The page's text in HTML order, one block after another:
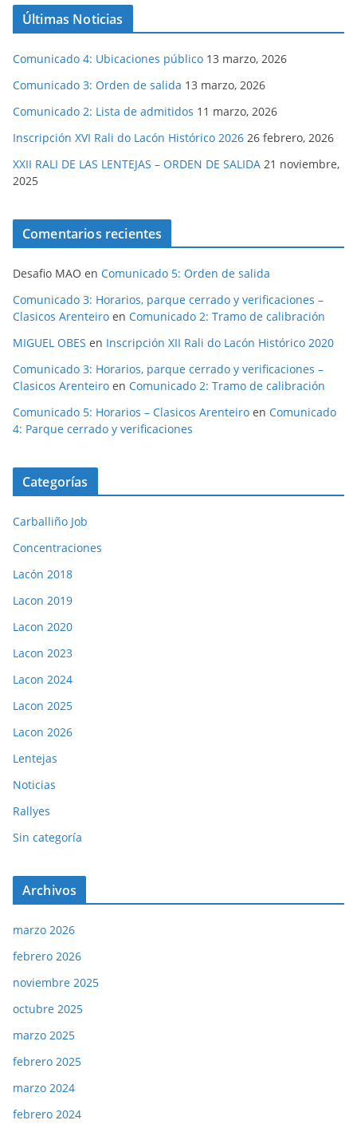
Últimas Noticias
Comunicado 4: Ubicaciones público 13 marzo, 2026
Comunicado 3: Orden de salida 13 marzo, 2026
Comunicado 2: Lista de admitidos 11 marzo, 2026
Inscripción XVI Rali do Lacón Histórico 2026 26 febrero, 2026
XXII RALI DE LAS LENTEJAS – ORDEN DE SALIDA 21 noviembre,
2025
Comentarios recientes
Desafio MAO en Comunicado 5: Orden de salida
Comunicado 3: Horarios, parque cerrado y verificaciones –
Clasicos Arenteiro en Comunicado 2: Tramo de calibración
MIGUEL OBES en Inscripción XII Rali do Lacón Histórico 2020
Comunicado 3: Horarios, parque cerrado y verificaciones –
Clasicos Arenteiro en Comunicado 2: Tramo de calibración
Comunicado 5: Horarios – Clasicos Arenteiro en Comunicado
4: Parque cerrado y verificaciones
Categorías
Carballiño Job
Concentraciones
Lacón 2018
Lacon 2019
Lacon 2020
Lacon 2023
Lacon 2024
Lacon 2025
Lacon 2026
Lentejas
Noticias
Rallyes
Sin categoría
Archivos
marzo 2026
febrero 2026
noviembre 2025
octubre 2025
marzo 2025
febrero 2025
marzo 2024
febrero 2024